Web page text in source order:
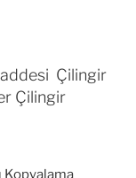
Çilingir
Çilingir
Kopyalama